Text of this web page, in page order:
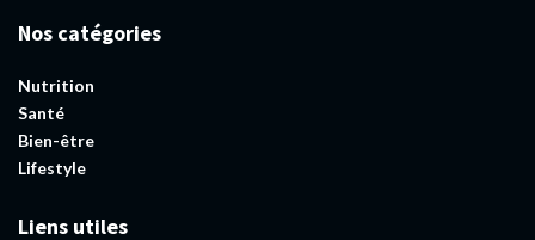
Nos catégories
Nutrition
Santé
Bien-être
Lifestyle
Liens utiles